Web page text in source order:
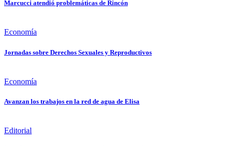
Marcucci atendió problemáticas de Rincón
Economía
Jornadas sobre Derechos Sexuales y Reproductivos
Economía
Avanzan los trabajos en la red de agua de Elisa
Editorial